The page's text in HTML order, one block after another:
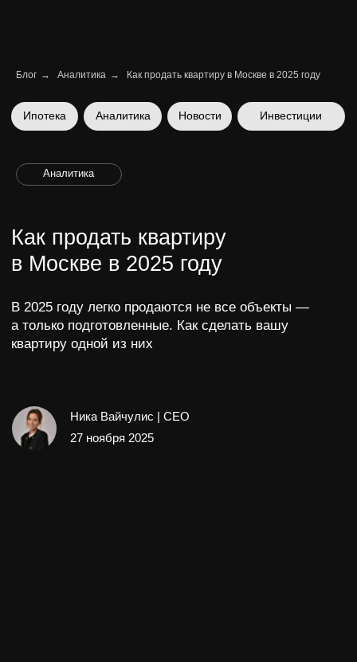
Блог → Аналитика → Как продать квартиру в Москве в 2025 году
Новости Инвестиции
Как продать квартиру
в Москве в 2025 году
27 ноября 2025
а только подготовленные. Как сделать вашу
квартиру одной из них